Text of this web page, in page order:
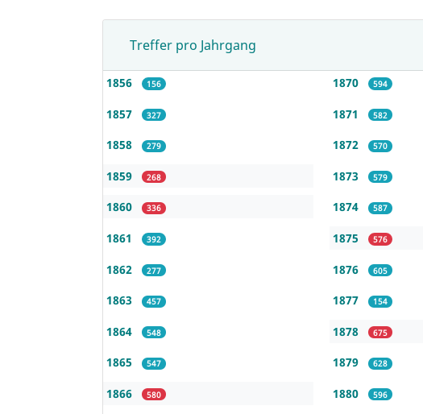
Treffer pro Jahrgang
1856 156
1857 327
1858 279
1859 268
1860 336
1861 392
1862 277
1863 457
1864 548
1865 547
1866 580
1870 594
1871 582
1872 570
1873 579
1874 587
1875 576
1876 605
1877 154
1878 675
1879 628
1880 596